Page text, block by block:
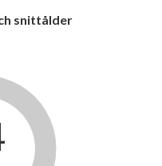
snittålder